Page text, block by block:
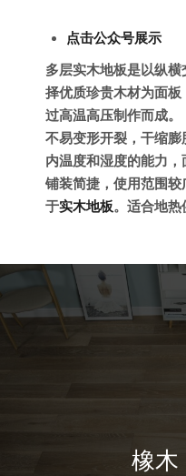
点击公众号展示
多层实木地板是以纵横
择优质珍贵木材为面
过高温高压制作而成。
不易变形开裂，干缩
内温度和湿度的能力，
铺装简捷，使用范围较
于实木地板。适合地热
橡木